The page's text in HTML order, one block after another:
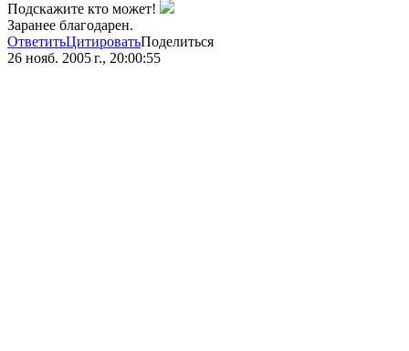
Подскажите кто может!
Заранее благодарен.
ОтветитьЦитироватьПоделиться
26 нояб. 2005 г., 20:00:55